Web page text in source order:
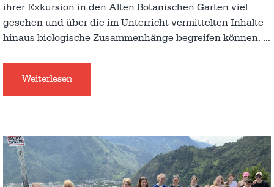
ihrer Exkursion in den Alten Botanischen Garten viel
gesehen und über die im Unterricht vermittelten Inhalte
hinaus biologische Zusammenhänge begreifen können. …
Weiterlesen